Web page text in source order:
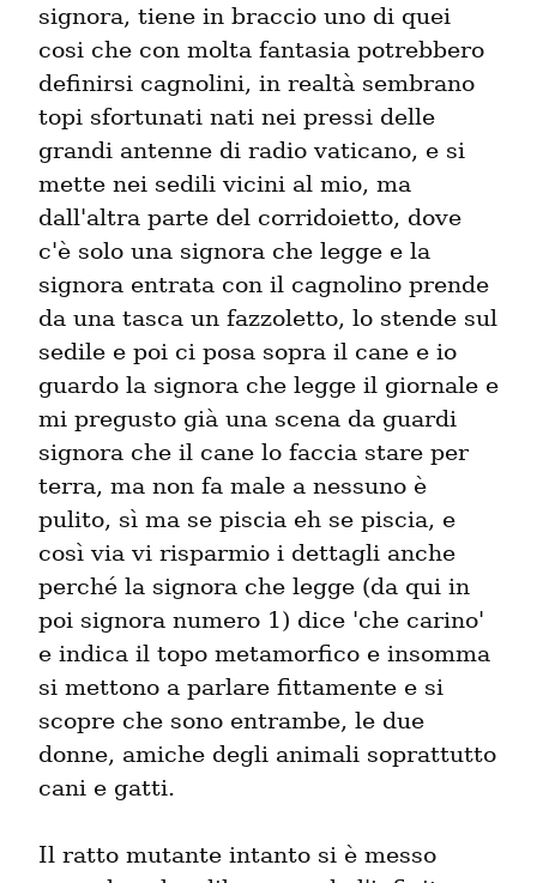
signora, tiene in braccio uno di quei
cosi che con molta fantasia potrebbero
definirsi cagnolini, in realtà sembrano
topi sfortunati nati nei pressi delle
grandi antenne di radio vaticano, e si
mette nei sedili vicini al mio, ma
dall'altra parte del corridoietto, dove
c'è solo una signora che legge e la
signora entrata con il cagnolino prende
da una tasca un fazzoletto, lo stende sul
sedile e poi ci posa sopra il cane e io
guardo la signora che legge il giornale e
mi pregusto già una scena da guardi
signora che il cane lo faccia stare per
terra, ma non fa male a nessuno è
pulito, sì ma se piscia eh se piscia, e
così via vi risparmio i dettagli anche
perché la signora che legge (da qui in
poi signora numero 1) dice 'che carino'
e indica il topo metamorfico e insomma
si mettono a parlare fittamente e si
scopre che sono entrambe, le due
donne, amiche degli animali soprattutto
cani e gatti.
Il ratto mutante intanto si è messo